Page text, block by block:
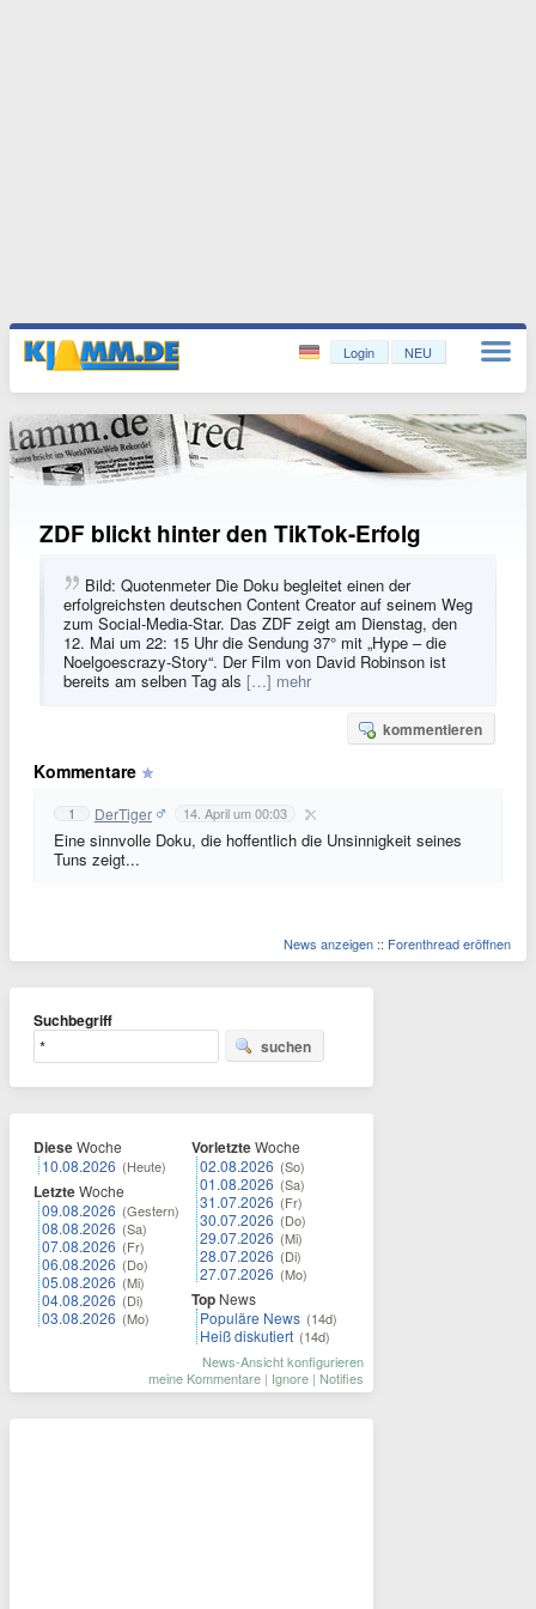
Login NEU
ZDF blickt hinter den TikTok-Erfolg
Bild: Quotenmeter Die Doku begleitet einen der
erfolgreichsten deutschen Content Creator auf seinem Weg
zum Social-Media-Star. Das ZDF zeigt am Dienstag, den
12. Mai um 22: 15 Uhr die Sendung 37° mit „Hype – die
Noelgoescrazy-Story“. Der Film von David Robinson ist
bereits am selben Tag als […] mehr
kommentieren
Kommentare
1 DerTiger 14. April um 00:03
Eine sinnvolle Doku, die hoffentlich die Unsinnigkeit seines
Tuns zeigt...
News anzeigen :: Forenthread eröffnen
Suchbegriff
suchen
DieseWoche
10.08.2026 (Heute)
LetzteWoche
09.08.2026 (Gestern)
08.08.2026 (Sa)
07.08.2026 (Fr)
06.08.2026 (Do)
05.08.2026 (Mi)
04.08.2026 (Di)
03.08.2026 (Mo)
VorletzteWoche
02.08.2026 (So)
01.08.2026 (Sa)
31.07.2026 (Fr)
30.07.2026 (Do)
29.07.2026 (Mi)
28.07.2026 (Di)
27.07.2026 (Mo)
Top News
Populäre News (14d)
Heiß diskutiert (14d)
News-Ansicht konfigurieren
meine Kommentare | Ignore | Notifies